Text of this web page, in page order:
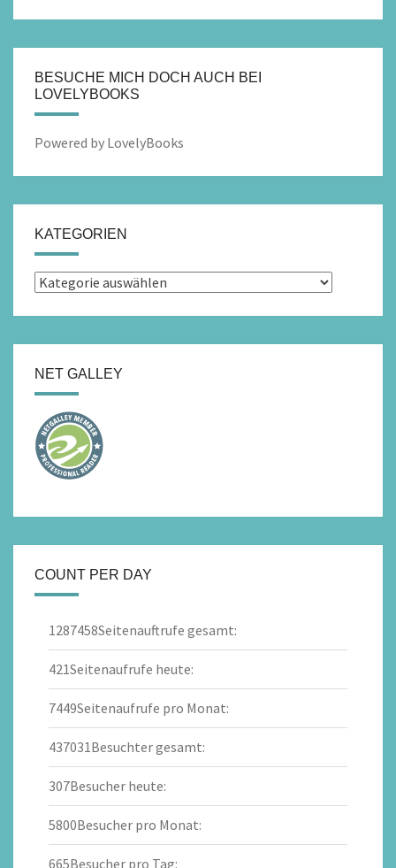
BESUCHE MICH DOCH AUCH BEI
LOVELYBOOKS
Powered by LovelyBooks
KATEGORIEN
Kategorien
NET GALLEY
COUNT PER DAY
1287458Seitenauftrufe gesamt:
421Seitenaufrufe heute:
7449Seitenaufrufe pro Monat:
437031Besuchter gesamt:
307Besucher heute:
5800Besucher pro Monat:
665Besucher pro Tag: